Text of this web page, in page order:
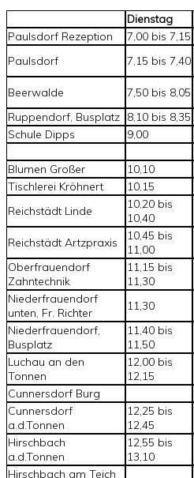
Dienstag
Paulsdorf Rezeption
7,00 bis 7,15
Paulsdorf
7,15 bis 7,40
Beerwalde 7,50 bis 8,05
Ruppendorf, Busplatz 8,10 bis 8,35
Schule Dipps
9,00
Blumen Großer
10,10
Tischlerei Kröhnert
10,15
Reichstädt Linde
10,20 bis
10,40
Reichstädt Artzpraxis
10,45 bis
11,00
Oberfrauendorf
Zahntechnik
11,15 bis
11,30
Niederfrauendorf
unten, Fr. Richter
11,30
Niederfrauendorf,
Busplatz
11,40 bis
11,50
Luchau an den
Tonnen
12,00 bis
12,15
Cunnersdorf Burg
Cunnersdorf
a.d.Tonnen
12,25 bis
12,45
Hirschbach
a.d.Tonnen
12,55 bis
13,10
Hirschbach am Teich